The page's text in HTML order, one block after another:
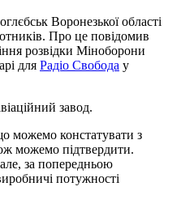
Воронезької області
Про це повідомив
розвідки Міноборони
для Радіо Свобода у
завод.
можемо констатувати з
можемо підтвердити.
за попередньою
потужності